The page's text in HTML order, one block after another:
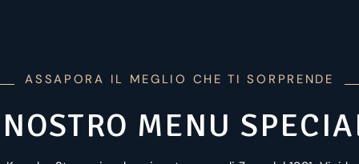
ASSAPORA IL MEGLIO CHE TI SORPRENDE
MENU